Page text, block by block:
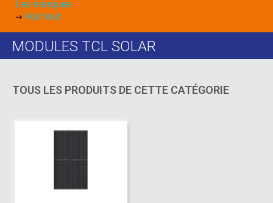
Les marques
Voir tout
MODULES TCL SOLAR
TOUS LES PRODUITS DE CETTE CATÉGORIE